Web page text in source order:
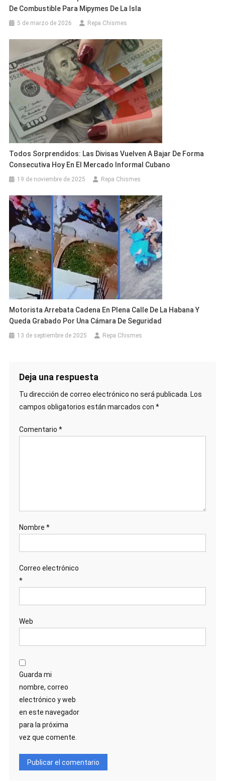
De Combustible Para Mipymes De La Isla
5 de marzo de 2026 Repa Chismes
Todos Sorprendidos: Las Divisas Vuelven A Bajar De Forma
Consecutiva Hoy En El Mercado Informal Cubano
19 de noviembre de 2025 Repa Chismes
Motorista Arrebata Cadena En Plena Calle De La Habana Y
Queda Grabado Por Una Cámara De Seguridad
13 de septiembre de 2025 Repa Chismes
Deja una respuesta
Tu dirección de correo electrónico no será publicada. Los
campos obligatorios están marcados con *
Comentario *
Nombre *
Correo electrónico
*
Web
Guarda mi
nombre, correo
electrónico y web
en este navegador
para la próxima
vez que comente.